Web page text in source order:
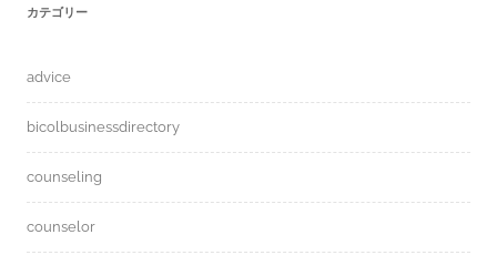
カテゴリー
advice
bicolbusinessdirectory
counseling
counselor